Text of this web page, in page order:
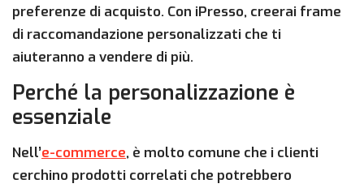
preferenze di acquisto. Con iPresso, creerai frame
di raccomandazione personalizzati che ti
aiuteranno a vendere di più.
Perché la personalizzazione è
essenziale
Nell’e-commerce, è molto comune che i clienti
cerchino prodotti correlati che potrebbero